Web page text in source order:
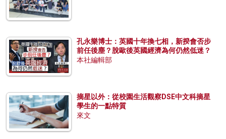
孔永樂博士：英國十年換七相，新揆會否步
前任後塵？脫歐後英國經濟為何仍然低迷？
本社編輯部
摘星以外：從校園生活觀察DSE中文科摘星
學生的一點特質
來文